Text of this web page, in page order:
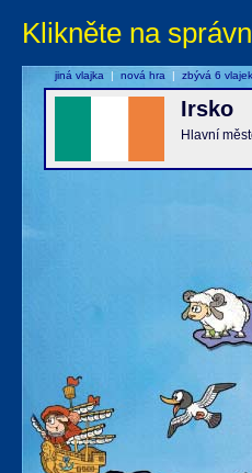
Klikněte na
Irsko
Hlavní
jiná vlajka | nová hra | zbývá 6 vlajek